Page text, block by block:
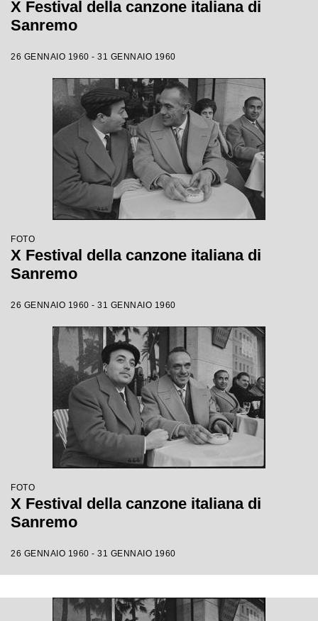
X Festival della canzone italiana di
Sanremo
26 GENNAIO 1960 - 31 GENNAIO 1960
FOTO
X Festival della canzone italiana di
Sanremo
26 GENNAIO 1960 - 31 GENNAIO 1960
FOTO
X Festival della canzone italiana di
Sanremo
26 GENNAIO 1960 - 31 GENNAIO 1960